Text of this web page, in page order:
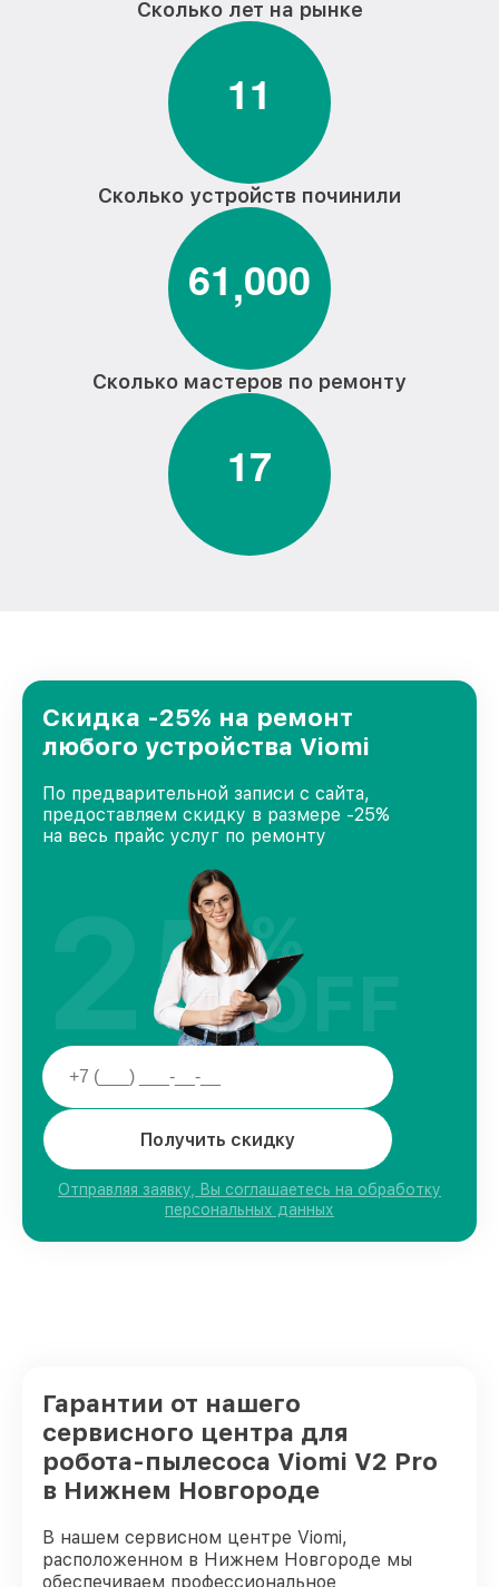
Сколько лет на рынке
11
Сколько устройств починили
61,000
Сколько мастеров по ремонту
17
Скидка -25% на ремонт
любого устройства Viomi
По предварительной записи с сайта,
предоставляем скидку в размере -25%
на весь прайс услуг по ремонту
Получить скидку
Отправляя заявку, Вы соглашаетесь на обработку
персональных данных
25%
OFF
Гарантии от нашего
сервисного центра для
робота-пылесоса Viomi V2 Pro
в Нижнем Новгороде
В нашем сервисном центре Viomi,
расположенном в Нижнем Новгороде мы
обеспечиваем профессиональное